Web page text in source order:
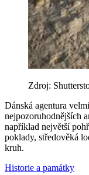
Zdroj:
Dánská agentura
nejpozoruhodnějších
například největší
poklady, středověká
kruh.
Historie a památky